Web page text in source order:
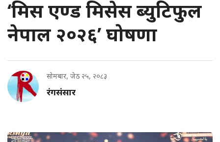
‘मिस एण्ड मिसेस ब्युटिफुल
नेपाल २०२६’ घोषणा
सोमबार, जेठ २५, २०८३
रंगसंसार